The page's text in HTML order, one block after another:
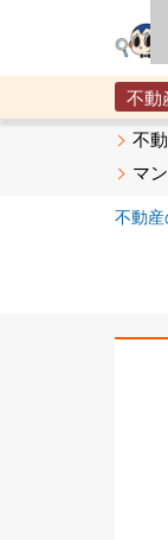
不動
メタ
不
マ
不動